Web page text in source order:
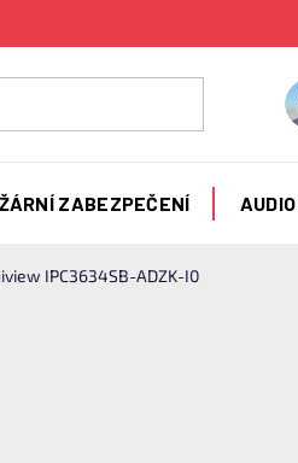
ZABEZPEČENÍ
IPC3634SB-ADZK-I0